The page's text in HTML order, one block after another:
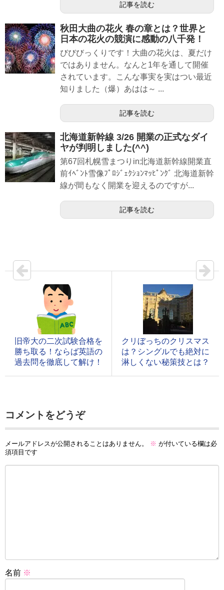
記事を読む
秋田大曲の花火 春の章とは？世界と
日本の花火の競演に感動の八千発！
びびびっくりです！大曲の花火は、夏だけ
ではありません。なんと1年を通して開催
されています。こんな事実を実はつい最近
知りました（爆）あはは～ ...
記事を読む
北海道新幹線 3/26 開業の正式なダイ
ヤが判明しました(^^)
第67回札幌雪まつりin北海道新幹線開業直
前ｲﾍﾞﾝﾄ雪像ﾌﾟﾛｼﾞｪｸｼｮﾝﾏｯﾋﾟﾝｸﾞ 北海道新幹
線が間もなく開業を迎えるのですが...
記事を読む
旧帝大の二次試験合格を
勝ち取る！ならば英語の
過去問を徹底して解け！
クリぼっちのクリスマス
は？シングルでも絶対に
淋しくない秘策技とは？
コメントをどうぞ
メールアドレスが公開されることはありません。 ※ が付いている欄は必
須項目です
名前 ※